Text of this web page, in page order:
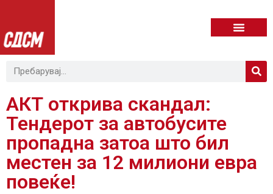
АКТ открива скандал:
Тендерот за автобусите
пропадна затоа што бил
местен за 12 милиони евра
повеќе!